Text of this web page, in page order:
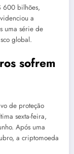
600 bilhões,
a
uma série de
global.
sofrem
de proteção
sexta-feira,
Após uma
a criptomoeda